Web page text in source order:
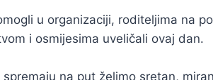
u organizaciji, roditeljima na
i osmijesima uveličali ovaj dan.
na put želimo sretan,